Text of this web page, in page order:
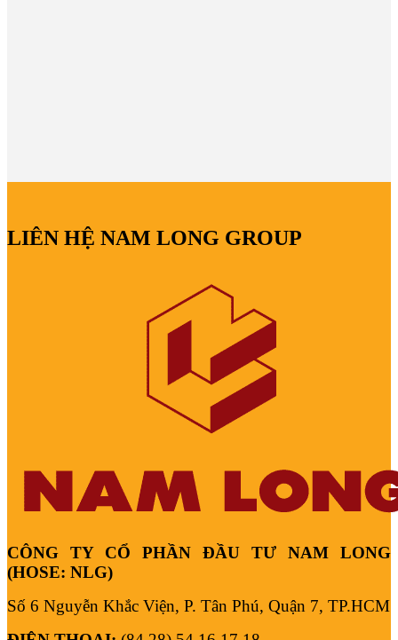
LIÊN HỆ NAM LONG GROUP
CÔNG TY CỔ PHẦN ĐẦU TƯ NAM LONG
(HOSE: NLG)
Số 6 Nguyễn Khắc Viện, P. Tân Phú, Quận 7, TP.HCM